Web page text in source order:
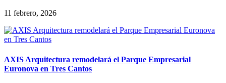
11 febrero, 2026
AXIS Arquitectura remodelará el Parque Empresarial
Euronova en Tres Cantos